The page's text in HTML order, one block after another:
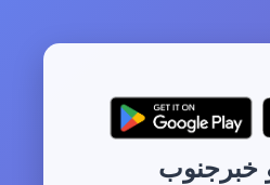
خبرجنوب